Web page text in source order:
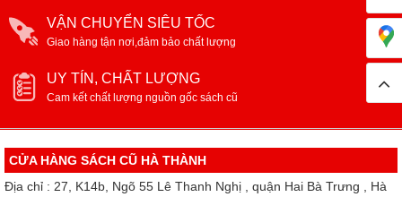
VẬN CHUYỂN SIÊU TỐC
Giao hàng tận nơi,đảm bảo chất lượng
UY TÍN, CHẤT LƯỢNG
Cam kết chất lượng nguồn gốc sách cũ
CỬA HÀNG SÁCH CŨ HÀ THÀNH
Địa chỉ : 27, K14b, Ngõ 55 Lê Thanh Nghị , quận Hai Bà Trưng , Hà